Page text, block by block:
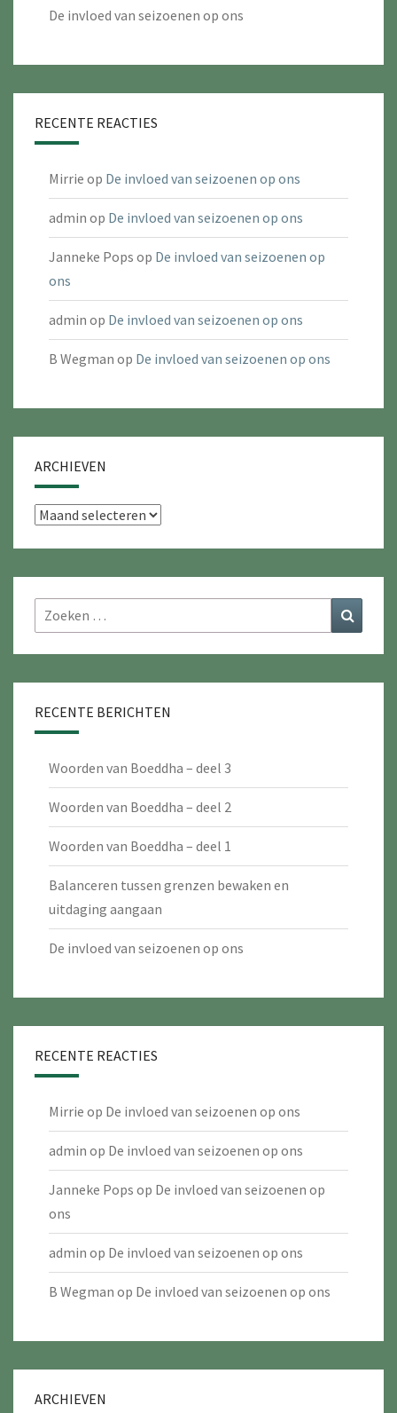
De invloed van seizoenen op ons
RECENTE REACTIES
Mirrie op De invloed van seizoenen op ons
admin op De invloed van seizoenen op ons
Janneke Pops op De invloed van seizoenen op
ons
admin op De invloed van seizoenen op ons
B Wegman op De invloed van seizoenen op ons
ARCHIEVEN
Archieven
Zoeken
naar:
RECENTE BERICHTEN
Woorden van Boeddha – deel 3
Woorden van Boeddha – deel 2
Woorden van Boeddha – deel 1
Balanceren tussen grenzen bewaken en
uitdaging aangaan
De invloed van seizoenen op ons
RECENTE REACTIES
Mirrie op De invloed van seizoenen op ons
admin op De invloed van seizoenen op ons
Janneke Pops op De invloed van seizoenen op
ons
admin op De invloed van seizoenen op ons
B Wegman op De invloed van seizoenen op ons
ARCHIEVEN